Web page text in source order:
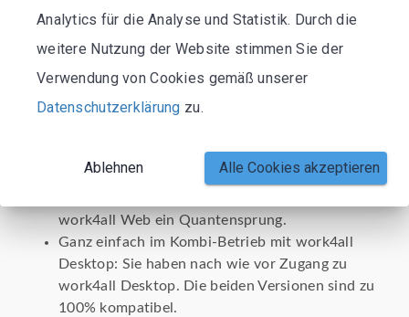
Version wird mittelfristig die Nachfolgerversion von
work4all Web:
Massiv verbesserte Software-Geschwindigkeit.
Komplettversion work4all mit vollem
(Laptop, Tablet, Smartphone) sowie
Betriebssystem (Windows, Max, iOS, Android,
work4all Web ein Quantensprung.
Ganz einfach im Kombi-Betrieb mit work4all
Desktop: Sie haben nach wie vor Zugang zu
work4all Desktop. Die beiden Versionen sind zu
100% kompatibel.
Analytics für die Analyse und Statistik. Durch die
weitere Nutzung der Website stimmen Sie der
Verwendung von Cookies gemäß unserer
Datenschutzerklärung zu.
Ablehnen Alle Cookies akzeptieren